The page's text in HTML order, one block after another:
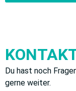
Du hast noch
gerne weiter.